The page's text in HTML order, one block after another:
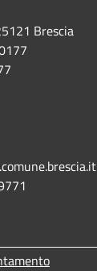
Brescia